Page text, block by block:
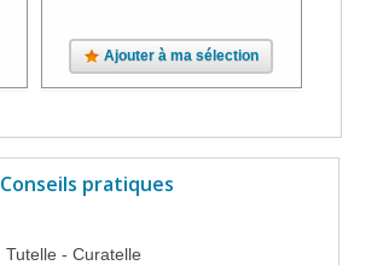
Ajouter à ma sélection
Conseils pratiques
Tutelle - Curatelle